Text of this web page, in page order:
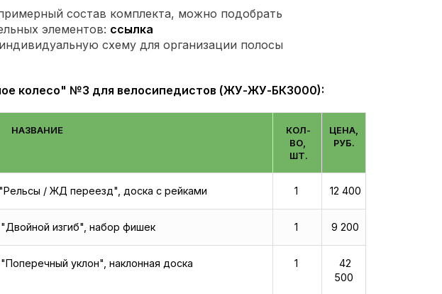
состав комплекта, можно подобрать
элементов: ссылка
схему для организации полосы
колесо" №3 для велосипедистов (ЖУ-ЖУ-БК3000):
НАЗВАНИЕ
КОЛ-
ВО,
ШТ.
ЦЕНА,
РУБ.
/ ЖД переезд", доска с рейками 1 12 400
изгиб", набор фишек 1 9 200
уклон", наклонная доска 1
42
500